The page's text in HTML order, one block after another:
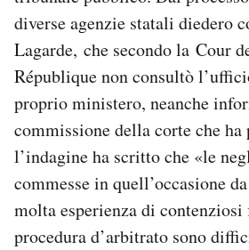
diverse agenzie statali diedero
Lagarde, che secondo la Cour
République non consultò
proprio ministero, neanche
commissione della corte che ha
l’indagine ha scritto che «le
commesse in quell’occasione
molta esperienza di
procedura d’arbitrato sono